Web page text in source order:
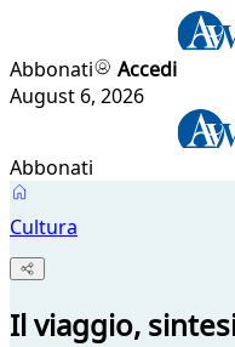
Abbonati
Accedi
August 6, 2026
Abbonati
Cultura
Il viaggio,